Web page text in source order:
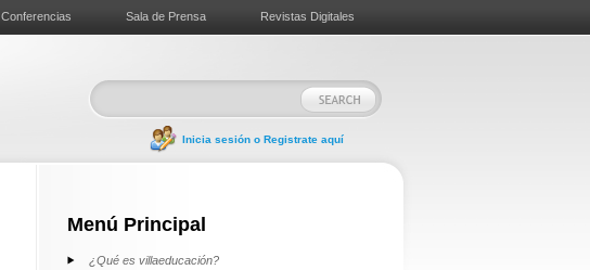
Conferencias Sala de Prensa Revistas Digitales
Inicia sesión o Registrate aquí
Menú Principal
¿Qué es villaeducación?